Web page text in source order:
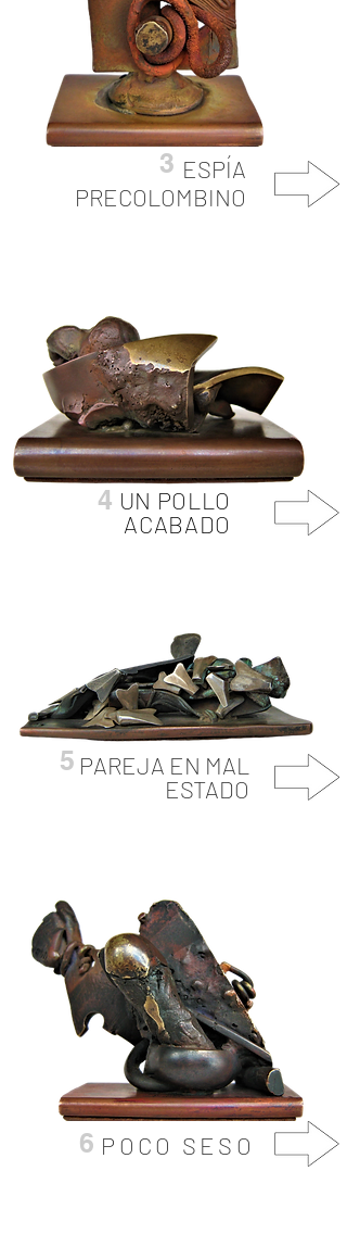
UN POLLO
ACABADO
ESPÍA
PRECOLOMBINO
POCO SESO
PAREJA EN MAL
ESTADO
6
4
5
3